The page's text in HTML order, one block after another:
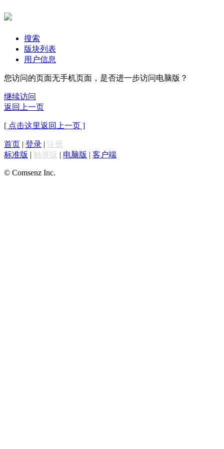
搜索
版块列表
用户信息
您访问的页面无手机页面，是否进一步访问电脑版？
继续访问
返回上一页
[ 点击这里返回上一页 ]
首页 | 登录 | 注册
标准版 | 触屏版 | 电脑版 | 客户端
© Comsenz Inc.